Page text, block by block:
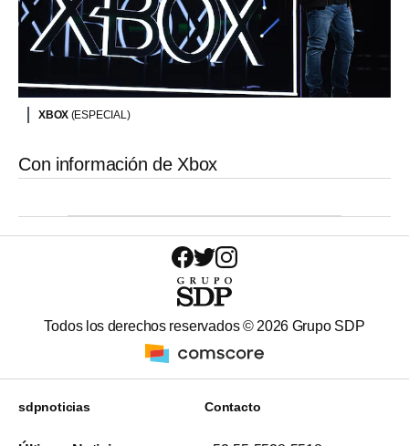
XBOX (ESPECIAL)
Con información de Xbox
Todos los derechos reservados © 2026 Grupo SDP
sdpnoticias Contacto